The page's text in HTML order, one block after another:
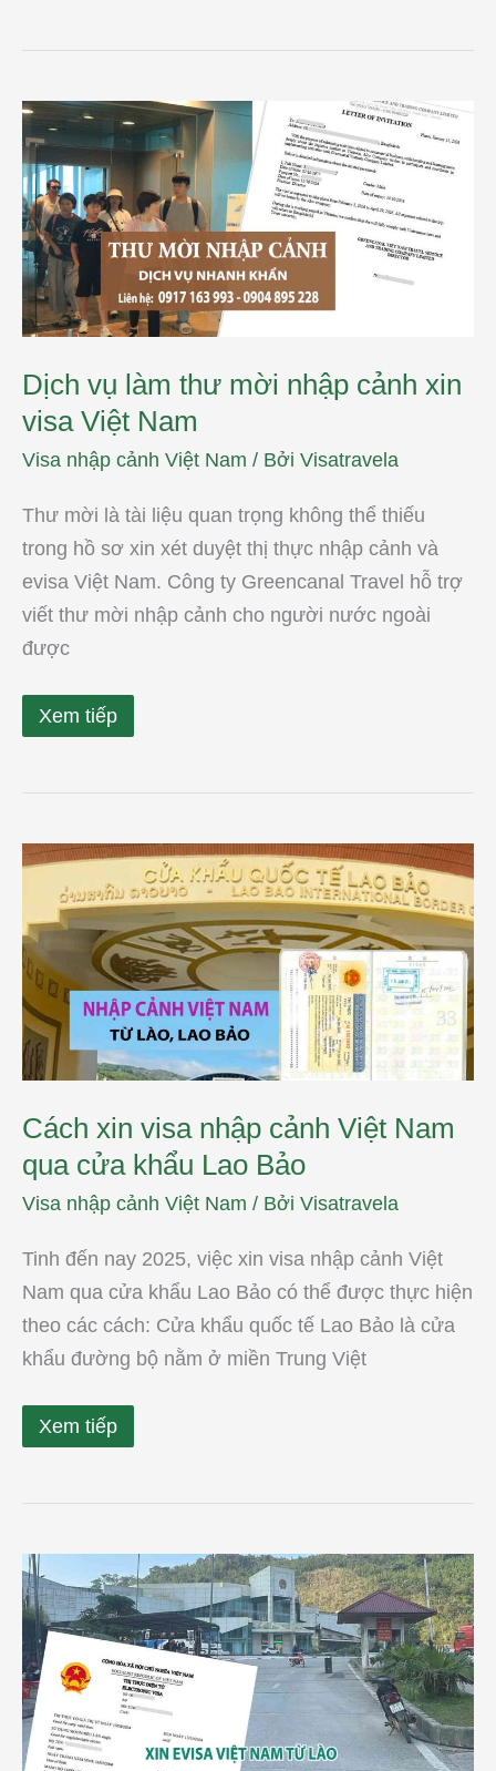
Dịch vụ làm thư mời nhập cảnh xin
visa Việt Nam
Visa nhập cảnh Việt Nam / Bởi Visatravela
Thư mời là tài liệu quan trọng không thể thiếu
trong hồ sơ xin xét duyệt thị thực nhập cảnh và
evisa Việt Nam. Công ty Greencanal Travel hỗ trợ
viết thư mời nhập cảnh cho người nước ngoài
được
Dịch
vụ
làm
thư
mời
nhập
cảnh
xin
visa
Việt
Nam
Xem tiếp
Cách xin visa nhập cảnh Việt Nam
qua cửa khẩu Lao Bảo
Visa nhập cảnh Việt Nam / Bởi Visatravela
Tinh đến nay 2025, việc xin visa nhập cảnh Việt
Nam qua cửa khẩu Lao Bảo có thể được thực hiện
theo các cách: Cửa khẩu quốc tế Lao Bảo là cửa
khẩu đường bộ nằm ở miền Trung Việt
Cách
xin
visa
nhập
cảnh
Việt
Nam
qua
cửa
khẩu
Lao
Bảo
Xem tiếp
Hướng
dẫn
xin
evisa
Việt
Nam
khẩn
tại
Lào